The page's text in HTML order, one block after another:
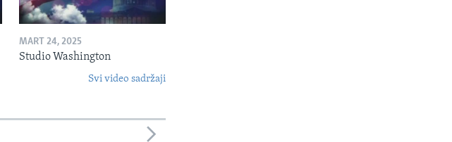
MART 24, 2025
Studio Washington
Svi video sadržaji